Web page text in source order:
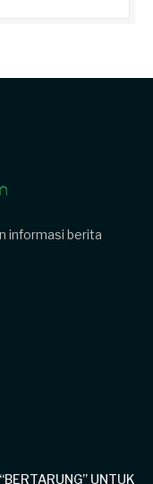
informasi berita
UNTUK